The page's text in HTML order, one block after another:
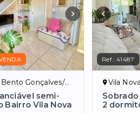
Gonçalves/RS
semi-
Bairro Vila Nova
Ref.:41487
Vila
2